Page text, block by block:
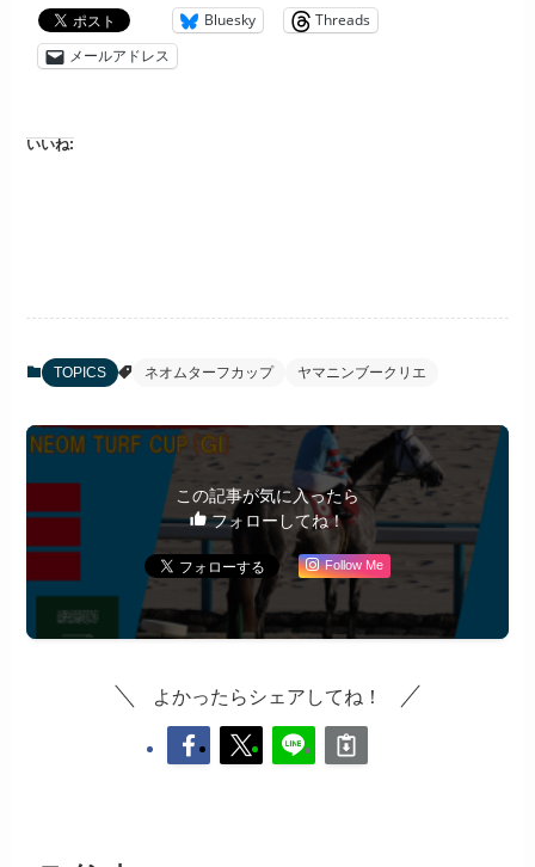
Bluesky
Threads
メールアドレス
いいね:
TOPICS ネオムターフカップ ヤマニンブークリエ
この記事が気に入ったら
フォローしてね！
Follow Me
よかったらシェアしてね！